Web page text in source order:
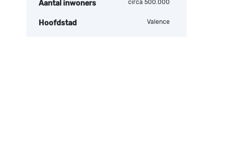
Aantal inwoners circa 500.000
Hoofdstad Valence